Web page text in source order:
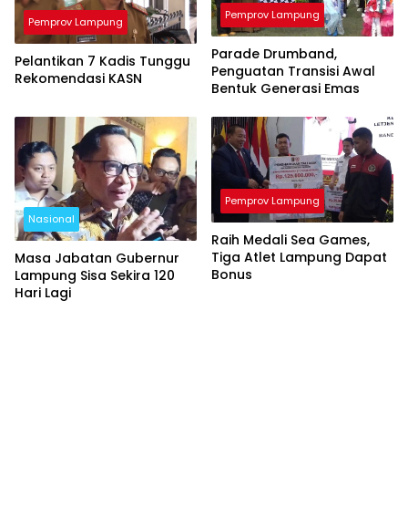
Pemprov Lampung
Pelantikan 7 Kadis Tunggu
Rekomendasi KASN
Pemprov Lampung
Parade Drumband,
Penguatan Transisi Awal
Bentuk Generasi Emas
Nasional
Masa Jabatan Gubernur
Lampung Sisa Sekira 120
Hari Lagi
Pemprov Lampung
Raih Medali Sea Games,
Tiga Atlet Lampung Dapat
Bonus